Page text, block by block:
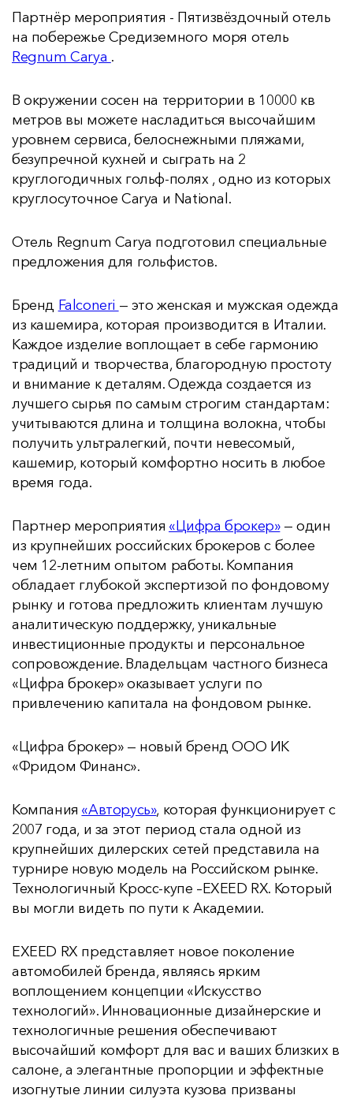
Партнёр мероприятия - Пятизвёздочный отель
на побережье Средиземного моря отель
Regnum Carya .
В окружении сосен на территории в 10000 кв
метров вы можете насладиться высочайшим
уровнем сервиса, белоснежными пляжами,
безупречной кухней и сыграть на 2
круглогодичных гольф-полях , одно из которых
круглосуточное Carya и National.
Отель Regnum Carya подготовил специальные
предложения для гольфистов.
Бренд Falconeri — это женская и мужская одежда
из кашемира, которая производится в Италии.
Каждое изделие воплощает в себе гармонию
традиций и творчества, благородную простоту
и внимание к деталям. Одежда создается из
лучшего сырья по самым строгим стандартам:
учитываются длина и толщина волокна, чтобы
получить ультралегкий, почти невесомый,
кашемир, который комфортно носить в любое
время года.
Партнер мероприятия «Цифра брокер»— один
из крупнейших российских брокеров с более
чем 12-летним опытом работы. Компания
обладает глубокой экспертизой по фондовому
рынку и готова предложить клиентам лучшую
аналитическую поддержку, уникальные
инвестиционные продукты и персональное
сопровождение. Владельцам частного бизнеса
«Цифра брокер» оказывает услуги по
привлечению капитала на фондовом рынке.
«Цифра брокер» — новый бренд ООО ИК
«Фридом Финанс».
Компания «Авторусь», которая функционирует с
2007 года, и за этот период стала одной из
крупнейших дилерских сетей представила на
турнире новую модель на Российском рынке.
Технологичный Кросс-купе –EXEED RX. Который
вы могли видеть по пути к Академии.
EXEED RX представляет новое поколение
автомобилей бренда, являясь ярким
воплощением концепции «Искусство
технологий». Инновационные дизайнерские и
технологичные решения обеспечивают
высочайший комфорт для вас и ваших близких в
салоне, а элегантные пропорции и эффектные
изогнутые линии силуэта кузова призваны